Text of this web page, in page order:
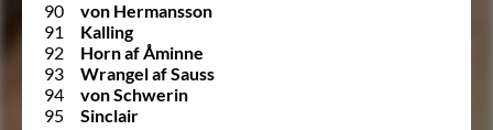
90
von Hermansson
91
Kalling
92
Horn af Åminne
93
Wrangel af Sauss
94
von Schwerin
95
Sinclair